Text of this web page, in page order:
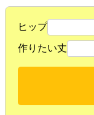
ヒップ
作りたい丈